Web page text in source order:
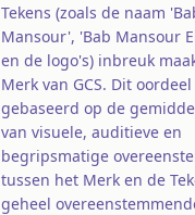
Tekens (zoals de naam
Mansour', 'Bab Mansour
en de logo's) inbreuk
Merk van GCS. Dit oordeel
gebaseerd op de
van visuele, auditieve en
begripsmatige
tussen het Merk en de
geheel